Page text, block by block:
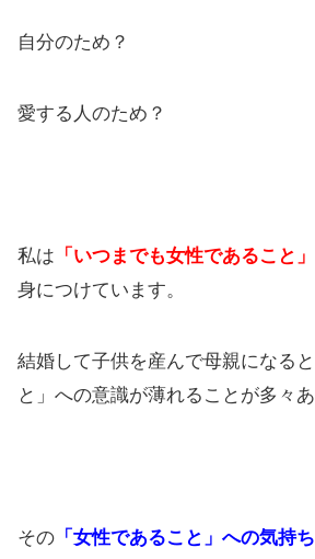
自分のため？
愛する人のため？
私は 「いつまでも女性であること
身につけています。
結婚して子供を産んで母親になる
と」への意識が薄れることが多々あ
その 「女性であること」への気持